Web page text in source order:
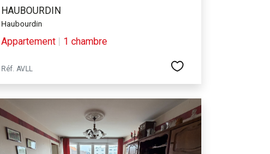
HAUBOURDIN
Haubourdin
Appartement | 1 chambre
Réf. AVLL